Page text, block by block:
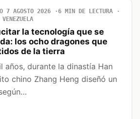
7 AGOSTO 2026
6 MIN DE LECTURA
la tecnología que se
los ocho dragones que
de la tierra
años, durante la dinastía Han
chino Zhang Heng diseñó un